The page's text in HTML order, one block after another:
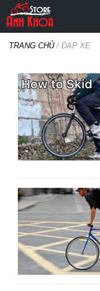
TRANG CHỦ/ ĐẠP XE